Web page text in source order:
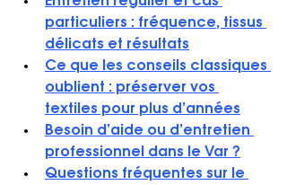
particuliers : fréquence, tissus
délicats et résultats
Ce que les conseils classiques
oublient : préserver vos
textiles pour plus d’années
Besoin d’aide ou d’entretien
professionnel dans le Var ?
Questions fréquentes sur le